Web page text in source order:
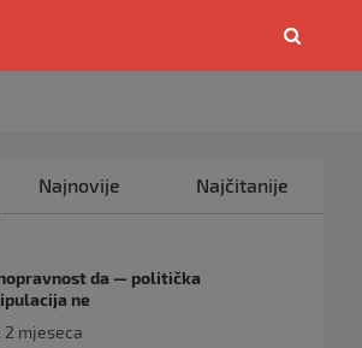
Najnovije Najčitanije
da — politička
ne
2 mjeseca